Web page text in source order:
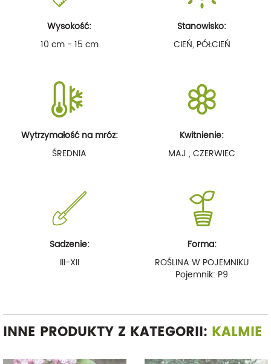
Wysokość:
10 cm - 15 cm
Stanowisko:
CIEŃ, PÓŁCIEŃ
Wytrzymałość na mróz:
ŚREDNIA
Kwitnienie:
MAJ , CZERWIEC
Sadzenie:
III-XII
Forma:
ROŚLINA W POJEMNIKU
Pojemnik: P9
INNE PRODUKTY Z KATEGORII: KALMIE